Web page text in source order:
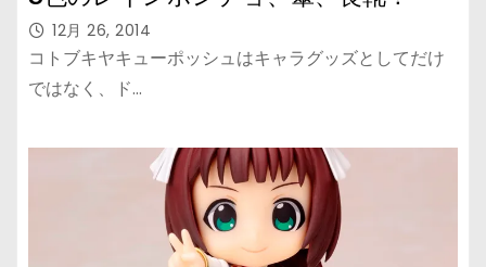
12月 26, 2014
コトブキヤキューポッシュはキャラグッズとしてだけ
ではなく、ド…